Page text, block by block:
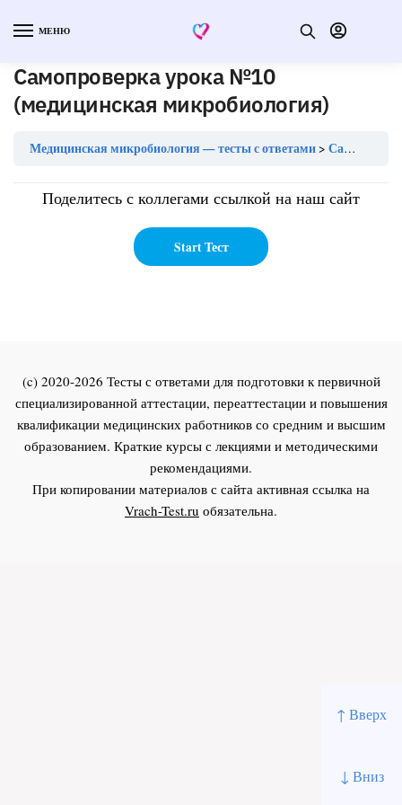
↑ Вверх
↓ Вниз
МЕНЮ
Самопроверка урока №10
(медицинская микробиология)
Медицинская микробиология — тесты с ответами Самопроверка урока №10 (медицинская микробиология)
Поделитесь с коллегами ссылкой на наш сайт
(c) 2020-2026 Тесты с ответами для подготовки к первичной
специализированной аттестации, переаттестации и повышения
квалификации медицинских работников со средним и высшим
образованием. Краткие курсы с лекциями и методическими
рекомендациями.
При копировании материалов с сайта активная ссылка на
Vrach-Test.ru обязательна.